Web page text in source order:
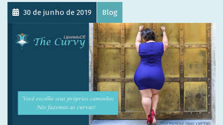
30 de junho de 2019 Blog